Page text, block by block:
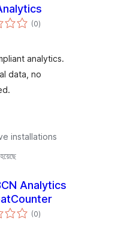
(0total
ratings
)
analytics.
data, no
installations
Analytics
(0total
ratings
)